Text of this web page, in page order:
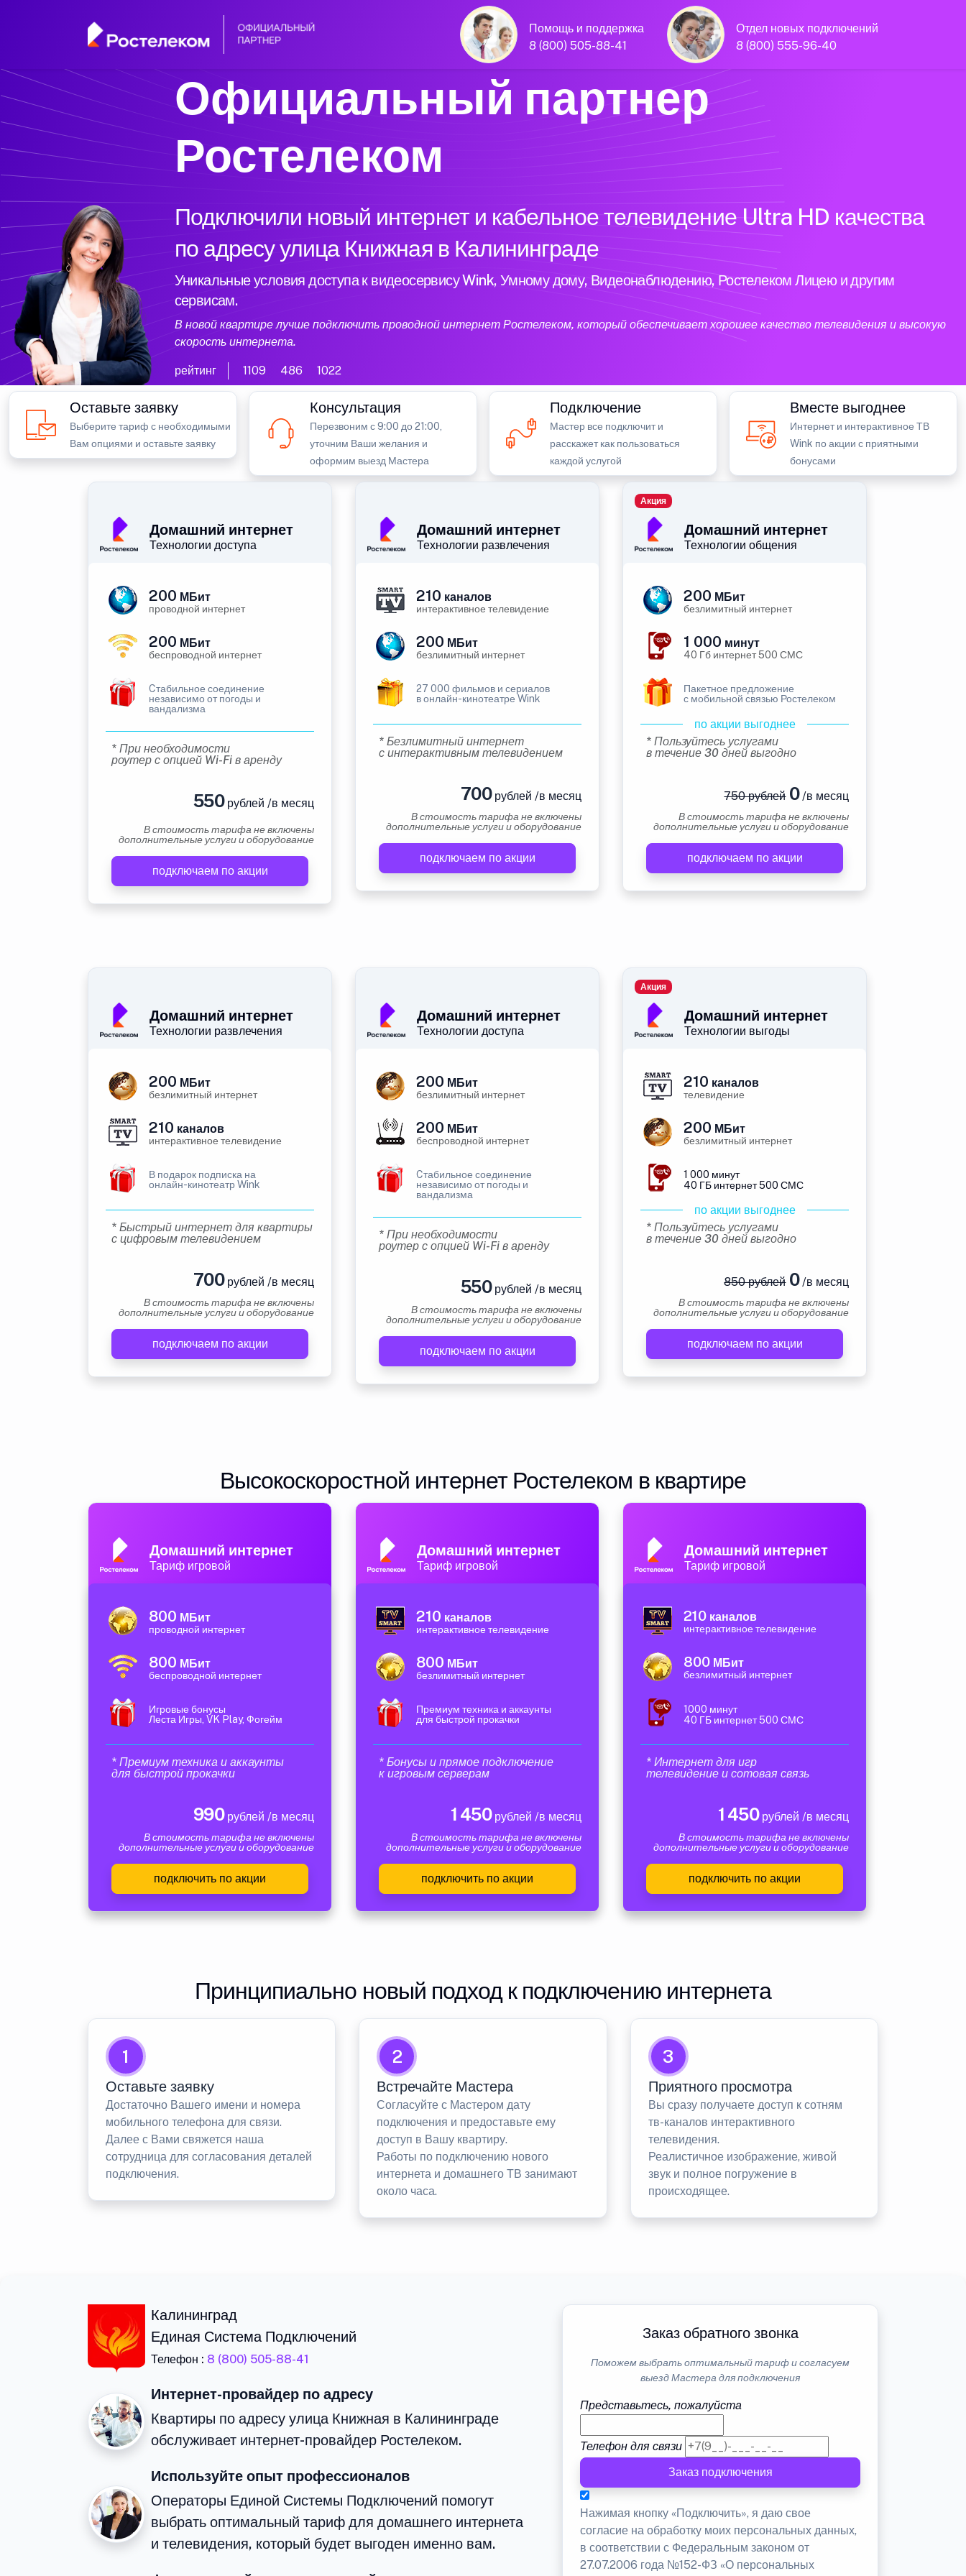
Помощь и поддержка
8 (800) 505-88-41
Отдел новых подключений
8 (800) 555-96-40
Официальный партнер
Ростелеком
Подключили новый интернет и кабельное телевидение Ultra HD качества
по адресу улица Книжная в Калининграде
Уникальные условия доступа к видеосервису Wink, Умному дому, Видеонаблюдению, Ростелеком Лицею и другим
сервисам.
В новой квартире лучше подключить проводной интернет Ростелеком, который обеспечивает хорошее качество телевидения и высокую
скорость интернета.
рейтинг 1109 486 1022
Оставьте заявку
Выберите тариф с необходимыми
Вам опциями и оставьте заявку
Консультация
Перезвоним с 9:00 до 21:00,
уточним Ваши желания и
оформим выезд Мастера
Подключение
Мастер все подключит и
расскажет как пользоваться
каждой услугой
Вместе выгоднее
Интернет и интерактивное ТВ
Wink по акции с приятными
бонусами
Домашний интернет
Технологии доступа
200 МБит
проводной интернет
200 МБит
беспроводной интернет
Cтабильное соединение
независимо от погоды и
вандализма
* При необходимости
роутер с опцией Wi-Fi в аренду
550рублей /в месяц
В стоимость тарифа не включены
дополнительные услуги и оборудование
подключаем по акции
Домашний интернет
Технологии развлечения
210 каналов
интерактивное телевидение
200 МБит
безлимитный интернет
27 000 фильмов и сериалов
в онлайн-кинотеатре Wink
* Безлимитный интернет
с интерактивным телевидением
700рублей /в месяц
В стоимость тарифа не включены
дополнительные услуги и оборудование
подключаем по акции
Домашний интернет
Технологии общения
Акция
200 МБит
безлимитный интернет
1 000 минут
40 Гб интернет 500 СМС
Пакетное предложение
с мобильной связью Ростелеком
по акции выгоднее
* Пользуйтесь услугами
в течение 30 дней выгодно
750 рублей0/в месяц
В стоимость тарифа не включены
дополнительные услуги и оборудование
подключаем по акции
Домашний интернет
Технологии развлечения
200 МБит
безлимитный интернет
210 каналов
интерактивное телевидение
В подарок подписка на
онлайн-кинотеатр Wink
* Быстрый интернет для квартиры
с цифровым телевидением
700рублей /в месяц
В стоимость тарифа не включены
дополнительные услуги и оборудование
подключаем по акции
Домашний интернет
Технологии доступа
200 МБит
безлимитный интернет
200 МБит
беспроводной интернет
Cтабильное соединение
независимо от погоды и
вандализма
* При необходимости
роутер с опцией Wi-Fi в аренду
550рублей /в месяц
В стоимость тарифа не включены
дополнительные услуги и оборудование
подключаем по акции
Домашний интернет
Технологии выгоды
Акция
210 каналов
телевидение
200 МБит
безлимитный интернет
1 000 минут
40 ГБ интернет 500 СМС
по акции выгоднее
* Пользуйтесь услугами
в течение 30 дней выгодно
850 рублей0/в месяц
В стоимость тарифа не включены
дополнительные услуги и оборудование
подключаем по акции
Высокоскоростной интернет Ростелеком в квартире
Домашний интернет
Тариф игровой
800 МБит
проводной интернет
800 МБит
беспроводной интернет
Игровые бонусы
Леста Игры, VK Play, Фогейм
* Премиум техника и аккаунты
для быстрой прокачки
990рублей /в месяц
В стоимость тарифа не включены
дополнительные услуги и оборудование
подключить по акции
Домашний интернет
Тариф игровой
210 каналов
интерактивное телевидение
800 МБит
безлимитный интернет
Премиум техника и аккаунты
для быстрой прокачки
* Бонусы и прямое подключение
к игровым серверам
1 450рублей /в месяц
В стоимость тарифа не включены
дополнительные услуги и оборудование
подключить по акции
Домашний интернет
Тариф игровой
210 каналов
интерактивное телевидение
800 МБит
безлимитный интернет
1000 минут
40 ГБ интернет 500 СМС
* Интернет для игр
телевидение и сотовая связь
1 450рублей /в месяц
В стоимость тарифа не включены
дополнительные услуги и оборудование
подключить по акции
Принципиально новый подход к подключению интернета
1
Оставьте заявку
Достаточно Вашего имени и номера
мобильного телефона для связи.
Далее с Вами свяжется наша
сотрудница для согласования деталей
подключения.
2
Встречайте Мастера
Согласуйте с Мастером дату
подключения и предоставьте ему
доступ в Вашу квартиру.
Работы по подключению нового
интернета и домашнего ТВ занимают
около часа.
3
Приятного просмотра
Вы сразу получаете доступ к сотням
тв-каналов интерактивного
телевидения.
Реалистичное изображение, живой
звук и полное погружение в
происходящее.
Калининград
Единая Система Подключений
Телефон : 8 (800) 505-88-41
Интернет-провайдер по адресу
Квартиры по адресу улица Книжная в Калининграде
обслуживает интернет-провайдер Ростелеком.
Используйте опыт профессионалов
Операторы Единой Системы Подключений помогут
выбрать оптимальный тариф для домашнего интернета
и телевидения, который будет выгоден именно вам.
Заказ обратного звонка
Поможем выбрать оптимальный тариф и согласуем
выезд Мастера для подключения
Представьтесь, пожалуйста
Телефон для связи
Заказ подключения
Нажимая кнопку «Подключить», я даю свое
согласие на обработку моих персональных данных,
в соответствии с Федеральным законом от
27.07.2006 года №152-ФЗ «О персональных